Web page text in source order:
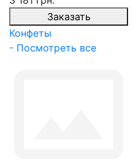
Заказать
Конфеты
- Посмотреть все